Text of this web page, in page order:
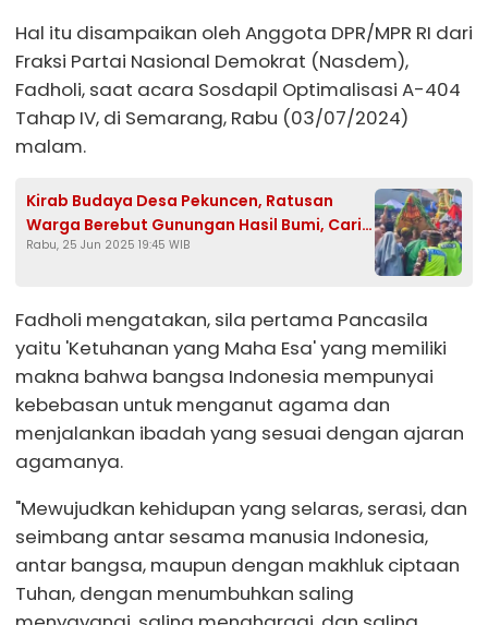
Hal itu disampaikan oleh Anggota DPR/MPR RI dari
Fraksi Partai Nasional Demokrat (Nasdem),
Fadholi, saat acara Sosdapil Optimalisasi A-404
Tahap IV, di Semarang, Rabu (03/07/2024)
malam.
Kirab Budaya Desa Pekuncen, Ratusan
Warga Berebut Gunungan Hasil Bumi, Cari
Keberkahan
Rabu, 25 Jun 2025 19:45 WIB
Fadholi mengatakan, sila pertama Pancasila
yaitu 'Ketuhanan yang Maha Esa' yang memiliki
makna bahwa bangsa Indonesia mempunyai
kebebasan untuk menganut agama dan
menjalankan ibadah yang sesuai dengan ajaran
agamanya.
"Mewujudkan kehidupan yang selaras, serasi, dan
seimbang antar sesama manusia Indonesia,
antar bangsa, maupun dengan makhluk ciptaan
Tuhan, dengan menumbuhkan saling